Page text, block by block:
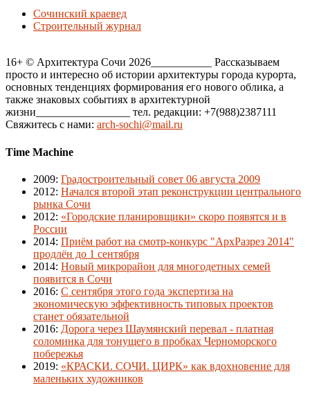
Сочинский краевед
Строительный журнал
16+ © Архитектура Сочи 2026___________ Рассказываем
просто и интересно об истории архитектуры города курорта,
основных тенденциях формирования его нового облика, а
также знаковых событиях в архитектурной
жизни_________________ тел. редакции: +7(988)2387111
Свяжитесь с нами: arch-sochi@mail.ru
Time Machine
2009: Градостроительный совет 06 августа 2009
2012: Начался второй этап реконструкции центрального
рынка Сочи
2012: «Городские планировщики» скоро появятся и в
России
2014: Приём работ на смотр-конкурс "АрхРазрез 2014"
продлён до 1 сентября
2014: Новый микрорайон для многодетных семей
появится в Сочи
2016: С сентября этого года экспертиза на
экономическую эффективность типовых проектов
станет обязательной
2016: Дорога через Шаумянский перевал - платная
соломинка для тонущего в пробках Черноморского
побережья
2019: «КРАСКИ. СОЧИ. ЦИРК» как вдохновение для
маленьких художников